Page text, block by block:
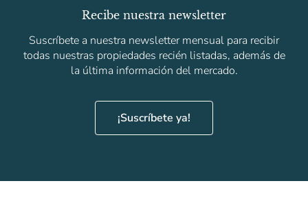
Recibe nuestra newsletter
Suscríbete a nuestra newsletter mensual para recibir
todas nuestras propiedades recién listadas, además de
la última información del mercado.
¡Suscríbete ya!